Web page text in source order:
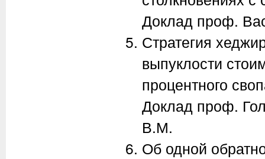
Доклад проф.
Стратегия
выпуклости
процентного
Доклад проф.
В.М.
Об одной